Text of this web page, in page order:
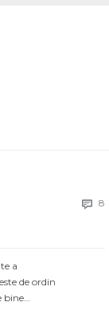
 8
a
de ordin
bine…